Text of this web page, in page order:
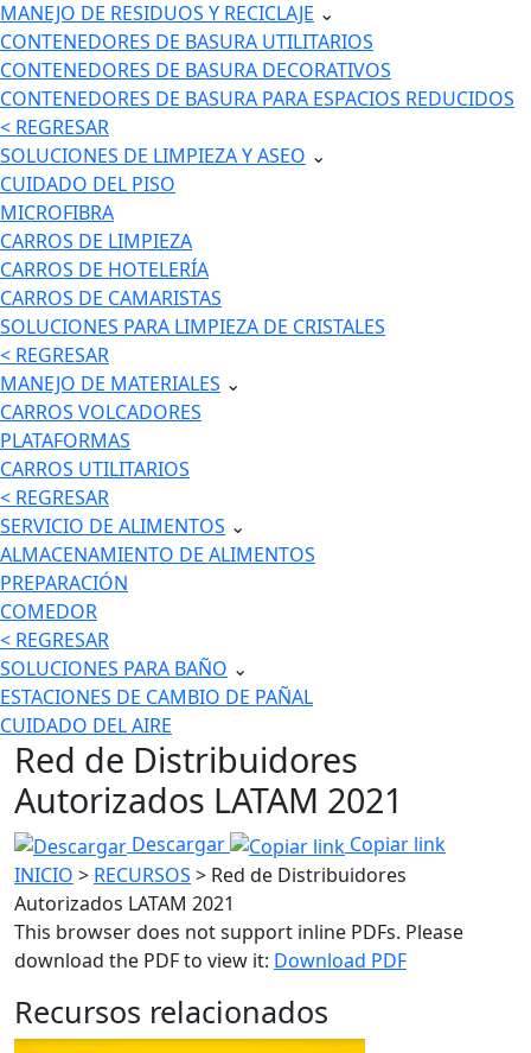
MANEJO DE RESIDUOS Y RECICLAJE ⌄
CONTENEDORES DE BASURA UTILITARIOS
CONTENEDORES DE BASURA DECORATIVOS
CONTENEDORES DE BASURA PARA ESPACIOS REDUCIDOS
< REGRESAR
SOLUCIONES DE LIMPIEZA Y ASEO ⌄
CUIDADO DEL PISO
MICROFIBRA
CARROS DE LIMPIEZA
CARROS DE HOTELERÍA
CARROS DE CAMARISTAS
SOLUCIONES PARA LIMPIEZA DE CRISTALES
< REGRESAR
MANEJO DE MATERIALES ⌄
CARROS VOLCADORES
PLATAFORMAS
CARROS UTILITARIOS
< REGRESAR
SERVICIO DE ALIMENTOS ⌄
ALMACENAMIENTO DE ALIMENTOS
PREPARACIÓN
COMEDOR
< REGRESAR
SOLUCIONES PARA BAÑO ⌄
ESTACIONES DE CAMBIO DE PAÑAL
CUIDADO DEL AIRE
Red de Distribuidores
Autorizados LATAM 2021
Descargar
Copiar link
INICIO > RECURSOS > Red de Distribuidores
Autorizados LATAM 2021
This browser does not support inline PDFs. Please
download the PDF to view it: Download PDF
Recursos relacionados